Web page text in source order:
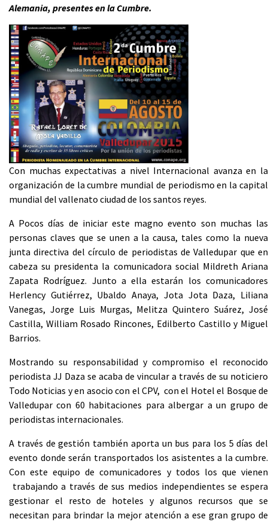
Alemania, presentes en la Cumbre.
Con muchas expectativas a nivel Internacional avanza en la
organización de la cumbre mundial de periodismo en la capital
mundial del vallenato ciudad de los santos reyes.
A Pocos días de iniciar este magno evento son muchas las
personas claves que se unen a la causa, tales como la nueva
junta directiva del círculo de periodistas de Valledupar que en
cabeza su presidenta la comunicadora social Mildreth Ariana
Zapata Rodríguez. Junto a ella estarán los comunicadores
Herlency Gutiérrez, Ubaldo Anaya, Jota Jota Daza, Liliana
Vanegas, Jorge Luis Murgas, Melitza Quintero Suárez, José
Castilla, William Rosado Rincones, Edilberto Castillo y Miguel
Barrios.
Mostrando su responsabilidad y compromiso el reconocido
periodista JJ Daza se acaba de vincular a través de su noticiero
Todo Noticias y en asocio con el CPV, con el Hotel el Bosque de
Valledupar con 60 habitaciones para albergar a un grupo de
periodistas internacionales.
A través de gestión también aporta un bus para los 5 días del
evento donde serán transportados los asistentes a la cumbre.
Con este equipo de comunicadores y todos los que vienen
trabajando a través de sus medios independientes se espera
gestionar el resto de hoteles y algunos recursos que se
necesitan para brindar la mejor atención a ese gran grupo de